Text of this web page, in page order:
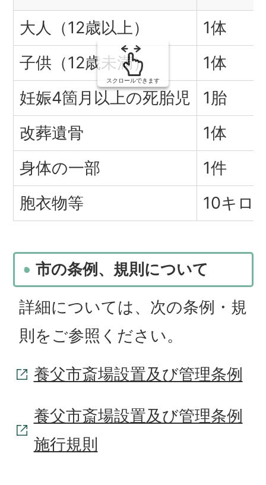
大人（12歳以上）
1体
子供（12歳未満）
1体
妊娠4箇月以上の死胎児
1胎
改葬遺骨
1体
身体の一部
1件
胞衣物等
10キロ
スクロールできます
市の条例、規則について
詳細については、次の条例・規
則をご参照ください。
養父市斎場設置及び管理条例
養父市斎場設置及び管理条例
施行規則